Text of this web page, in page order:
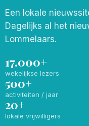
Een lokale
Dagelijks al het
Lommelaars.
17.000+
wekelijkse lezers
500+
activiteiten / jaar
20+
lokale vrijwilligers